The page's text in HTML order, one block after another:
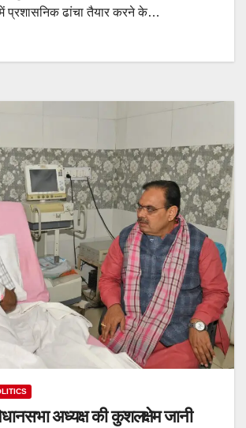
प्रशासनिक ढांचा तैयार करने के…
अध्यक्ष की कुशलक्षेम जानी